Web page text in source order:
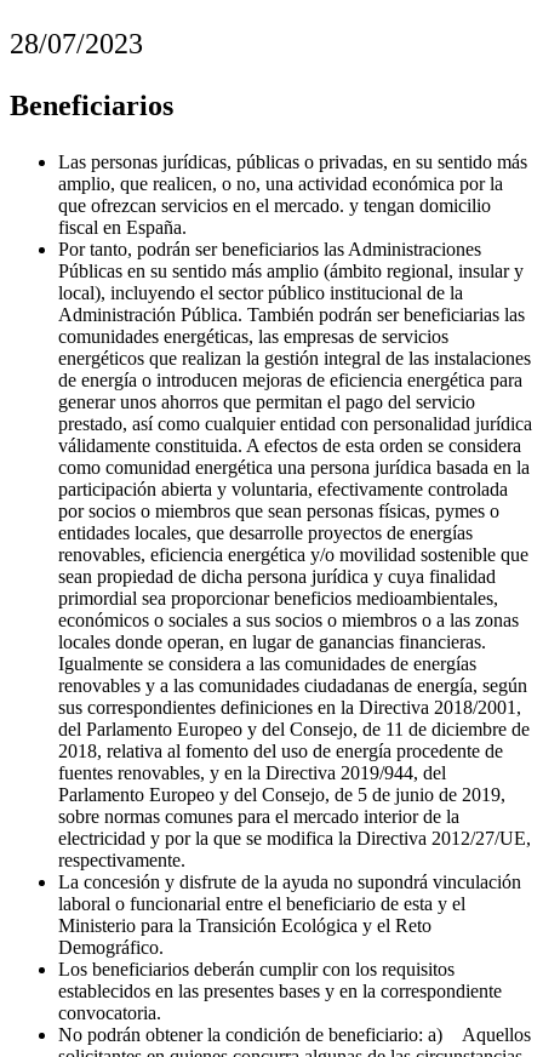
28/07/2023
Beneficiarios
Las personas jurídicas, públicas o privadas, en su sentido más
amplio, que realicen, o no, una actividad económica por la
que ofrezcan servicios en el mercado. y tengan domicilio
fiscal en España.
Por tanto, podrán ser beneficiarios las Administraciones
Públicas en su sentido más amplio (ámbito regional, insular y
local), incluyendo el sector público institucional de la
Administración Pública. También podrán ser beneficiarias las
comunidades energéticas, las empresas de servicios
energéticos que realizan la gestión integral de las instalaciones
de energía o introducen mejoras de eficiencia energética para
generar unos ahorros que permitan el pago del servicio
prestado, así como cualquier entidad con personalidad jurídica
válidamente constituida. A efectos de esta orden se considera
como comunidad energética una persona jurídica basada en la
participación abierta y voluntaria, efectivamente controlada
por socios o miembros que sean personas físicas, pymes o
entidades locales, que desarrolle proyectos de energías
renovables, eficiencia energética y/o movilidad sostenible que
sean propiedad de dicha persona jurídica y cuya finalidad
primordial sea proporcionar beneficios medioambientales,
económicos o sociales a sus socios o miembros o a las zonas
locales donde operan, en lugar de ganancias financieras.
Igualmente se considera a las comunidades de energías
renovables y a las comunidades ciudadanas de energía, según
sus correspondientes definiciones en la Directiva 2018/2001,
del Parlamento Europeo y del Consejo, de 11 de diciembre de
2018, relativa al fomento del uso de energía procedente de
fuentes renovables, y en la Directiva 2019/944, del
Parlamento Europeo y del Consejo, de 5 de junio de 2019,
sobre normas comunes para el mercado interior de la
electricidad y por la que se modifica la Directiva 2012/27/UE,
respectivamente.
La concesión y disfrute de la ayuda no supondrá vinculación
laboral o funcionarial entre el beneficiario de esta y el
Ministerio para la Transición Ecológica y el Reto
Demográfico.
Los beneficiarios deberán cumplir con los requisitos
establecidos en las presentes bases y en la correspondiente
convocatoria.
No podrán obtener la condición de beneficiario: a) Aquellos